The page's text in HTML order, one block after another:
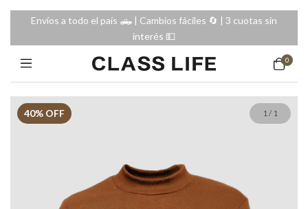
Envíos a todo el país 🛻 | Cambios fáciles 🔄️ | 3 cuotas sin
interés 💵
0
40% OFF 1/ 1